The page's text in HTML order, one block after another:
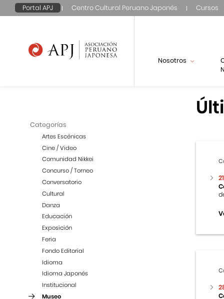
Portal APJ Centro Cultural Peruano Japonés Cursos
Nosotros
Categorías
Artes Escénicas
Cine / Video
Comunidad Nikkei
Concurso / Torneo
Conversatorio
Cultural
Danza
Educación
Exposición
Feria
Fondo Editorial
Idioma
Idioma Japonés
Institucional
Museo